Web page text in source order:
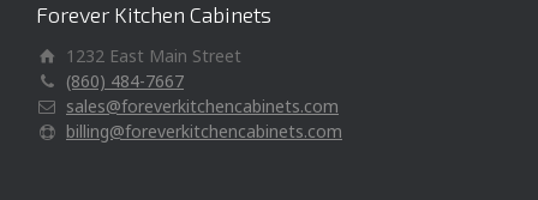
Forever Kitchen Cabinets
1232 East Main Street
(860) 484-7667
sales@foreverkitchencabinets.com
billing@foreverkitchencabinets.com